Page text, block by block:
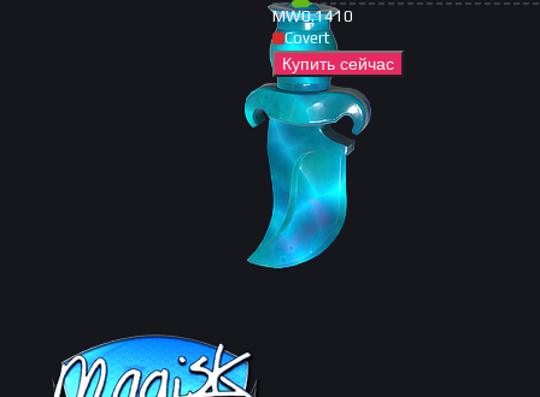
MW0.1410
Covert
Купить сейчас